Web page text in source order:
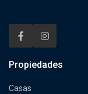
Propiedades
Casas